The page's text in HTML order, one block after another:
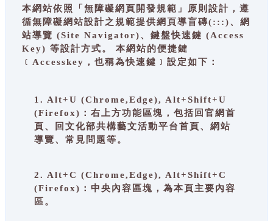
本網站依照「無障礙網頁開發規範」原則設計，遵
循無障礙網站設計之規範提供網頁導盲磚(:::)、網
站導覽 (Site Navigator)、鍵盤快速鍵 (Access
Key) 等設計方式。 本網站的便捷鍵
﹝Accesskey，也稱為快速鍵﹞設定如下：
1. Alt+U (Chrome,Edge), Alt+Shift+U
(Firefox)：右上方功能區塊，包括回官網首
頁、回文化部共構藝文活動平台首頁、網站
導覽、常見問題等。
2. Alt+C (Chrome,Edge), Alt+Shift+C
(Firefox)：中央內容區塊，為本頁主要內容
區。